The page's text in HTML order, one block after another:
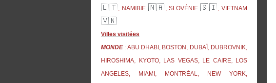
🇱🇹, NAMIBIE 🇳🇦 , SLOVÉNIE🇸🇮, VIETNAM
🇻🇳
Villes visitées
MONDE: ABU DHABI, BOSTON, DUBAÏ, DUBROVNIK,
HIROSHIMA, KYOTO, LAS VEGAS, LE CAIRE, LOS
ANGELES, MIAMI, MONTRÉAL, NEW YORK,